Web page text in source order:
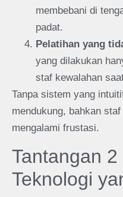
membebani di
padat.
Pelatihan yang
yang dilakukan
staf kewalahan
Tanpa sistem yang
mendukung, bahkan
mengalami frustasi.
Tantangan
Teknologi